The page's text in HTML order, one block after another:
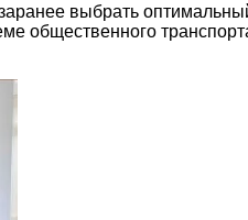
выбрать
общественного